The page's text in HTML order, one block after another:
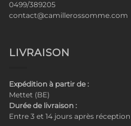
0499/389205
contact@camillerossomme.com
LIVRAISON
Expédition à partir de :
Mettet (BE)
Durée de livraison :
Entre 3 et 14 jours après